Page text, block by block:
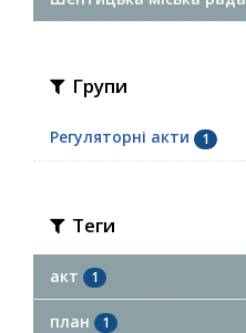
Групи
Регуляторні акти 1
Теги
акт 1
план 1